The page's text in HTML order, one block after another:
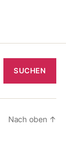
Nach oben ↑